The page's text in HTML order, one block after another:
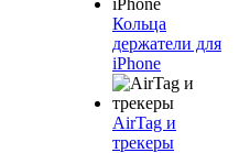
Кольца
держатели для
iPhone
AirTag и
трекеры